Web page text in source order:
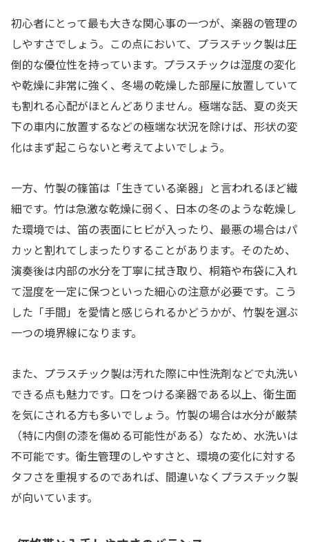
初心者にとって最も大きな関心事の一つが、楽器の管理の
しやすさでしょう。この点において、プラスチック製は圧
倒的な優位性を持っています。プラスチックは湿度の変化
や乾燥に非常に強く、冬場の乾燥した部屋に放置していて
も割れる心配がほとんどありません。極端な話、夏の炎天
下の車内に放置するなどの極端な状況を除けば、形状の変
化はまず起こらないと考えてよいでしょう。
一方、竹製の篠笛は「生きている楽器」と言われるほど繊
細です。竹は急激な乾燥に弱く、日本の冬のような乾燥し
た環境では、笛の表面にヒビが入ったり、最悪の場合はパ
カッと割れてしまったりすることがあります。そのため、
演奏後は内部の水分を丁寧に拭き取り、桐箱や布袋に入れ
て湿度を一定に保つといった細心の注意が必要です。こう
した「手間」を愛情と感じられるかどうかが、竹製を選ぶ
一つの境界線になります。
また、プラスチック製は汚れた際に中性洗剤などで丸洗い
できる点も魅力です。口をつける楽器である以上、衛生面
を気にされる方も多いでしょう。竹製の場合は水分が厳禁
（特に内側の漆を傷める可能性がある）なため、水洗いは
不可能です。衛生管理のしやすさと、環境の変化に対する
タフさを重視するのであれば、間違いなくプラスチック製
が向いています。